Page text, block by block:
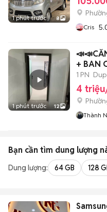
1 phút trước 8
Cris
1 phút trước 12
+ BAN
HỌC
1 PN
4
Thành
Bạn cần tìm dung lượng
Dung lượng: 64 GB 128